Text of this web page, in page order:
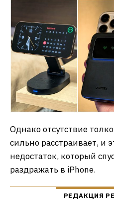
Однако отсутствие
сильно расстраивает, и
недостаток, который
раздражать в iPhone.